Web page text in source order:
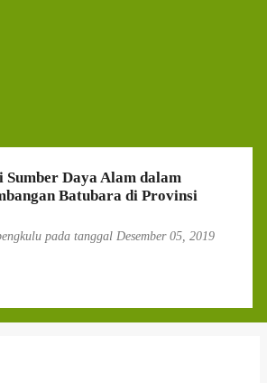
Daya Alam dalam
Batubara di Provinsi
pada tanggal Desember 05, 2019